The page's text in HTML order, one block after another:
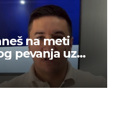
na meti
pevanja uz